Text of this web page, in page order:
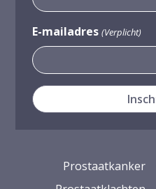
E-mailadres (Verplicht)
Prostaatkanker